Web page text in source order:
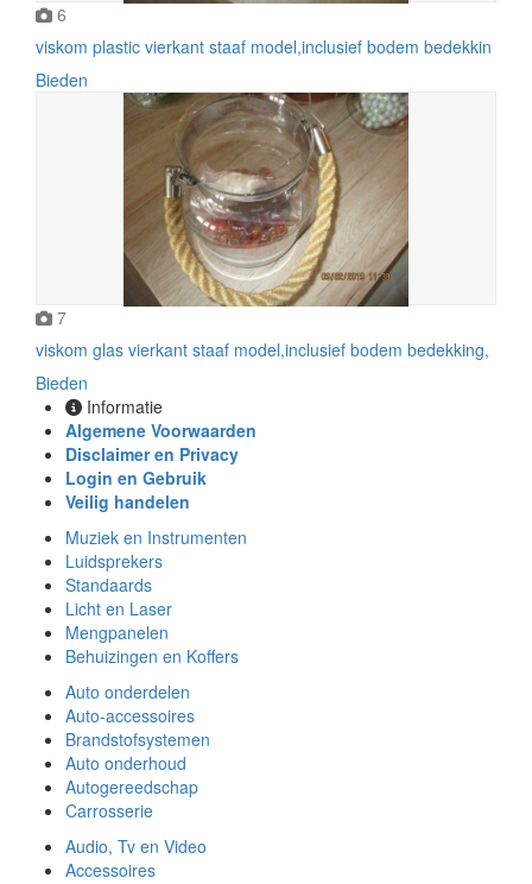
6
viskom plastic vierkant staaf model,inclusief bodem bedekkin
Bieden
7
viskom glas vierkant staaf model,inclusief bodem bedekking,
Bieden
Informatie
Algemene Voorwaarden
Disclaimer en Privacy
Login en Gebruik
Veilig handelen
Muziek en Instrumenten
Luidsprekers
Standaards
Licht en Laser
Mengpanelen
Behuizingen en Koffers
Auto onderdelen
Auto-accessoires
Brandstofsystemen
Auto onderhoud
Autogereedschap
Carrosserie
Audio, Tv en Video
Accessoires